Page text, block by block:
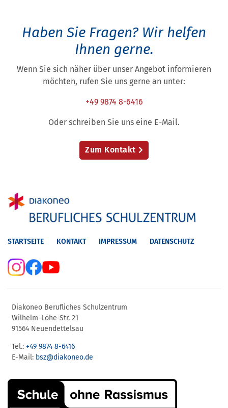
Haben Sie Fragen? Wir helfen
Ihnen gerne.
Wenn Sie sich näher über unser Angebot informieren
möchten, rufen Sie uns gerne an unter:
+49 9874 8-6416
Oder schreiben Sie uns eine E-Mail.
Zum Kontakt
STARTSEITE KONTAKT IMPRESSUM DATENSCHUTZ
Diakoneo Berufliches Schulzentrum
Wilhelm-Löhe-Str. 21
91564 Neuendettelsau
Tel.: +49 9874 8-6416
E-Mail: bsz@diakoneo.de